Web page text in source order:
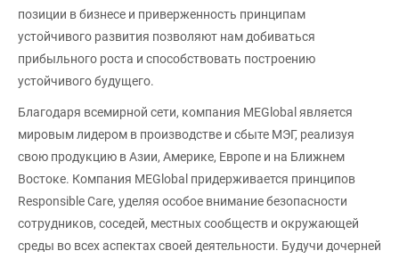
позиции в бизнесе и приверженность принципам
устойчивого развития позволяют нам добиваться
прибыльного роста и способствовать построению
устойчивого будущего.
Благодаря всемирной сети, компания MEGlobal является
мировым лидером в производстве и сбыте МЭГ, реализуя
свою продукцию в Азии, Америке, Европе и на Ближнем
Востоке. Компания MEGlobal придерживается принципов
Responsible Care, уделяя особое внимание безопасности
сотрудников, соседей, местных сообществ и окружающей
среды во всех аспектах своей деятельности. Будучи дочерней